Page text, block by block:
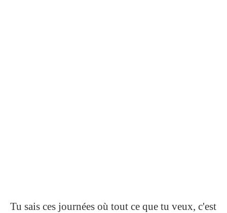
Tu sais ces journées où tout ce que tu veux, c'est